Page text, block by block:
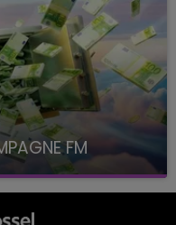
FM
à 8H10